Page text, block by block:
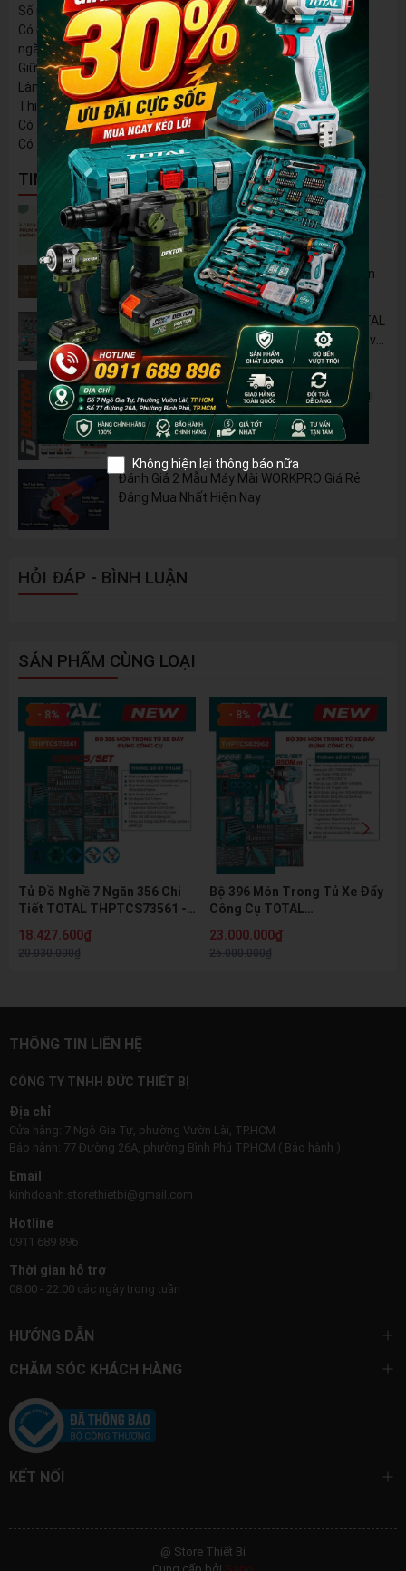
Số ngăn: Gồm 4 mã với các hộc đựng linh kiện tùy chọn
Có ngăn phụ có thể tháo rời, linh hoạt và tối ưu súc chứa mỗi
ngăn
Giữ cho dụng cụ ngăn nắp, không hỗn độn
Làm từ PP nguyên sinh, dày chắc - Tải trọng lớn
Thiết kế chống trượt ngăn khi quay sai hướng
Có thể kết nốii với các hộp cùng size
Có thiết kế lỗ treo tường
TIN NỔI BẬT
5 Cách Tận Dụng Máy Phun Xịt Áp Lực Cao
Không Chỉ Để Rửa Xe
Tủ Dụng Cụ CSPS: Giải Pháp Sắp Xếp Chuyên
Nghiệp Cho Mọi Xưởng Cơ Khí
🔋 Đột Phá Công Nghệ: Pin Lithium 42V TOTAL
B42M – Giải Pháp Thay Thế Máy Dùng Điện và
Nhiên Liệu
Pin 2Ah Chân Phổ Thông Dekton M21-
B2065PLUS - GỌN NHẸ, TIỆN LỢI đã về hàng!!!
Đánh Giá 2 Mẫu Máy Mài WORKPRO Giá Rẻ
Đáng Mua Nhất Hiện Nay
HỎI ĐÁP - BÌNH LUẬN
SẢN PHẨM CÙNG LOẠI
- 8%
Tủ Đồ Nghề 7 Ngăn 356 Chi
Tiết TOTAL THPTCS73561 -
18.427.600₫
20.030.000₫
- 8%
Bộ 396 Món Trong Tủ Xe Đẩy
Công Cụ TOTAL
Siết Bu Lông 850Nm
23.000.000₫
25.000.000₫
THÔNG TIN LIÊN HỆ
CÔNG TY TNHH ĐỨC THIẾT BỊ
Địa chỉ
Cửa hàng: 7 Ngô Gia Tự, phường Vườn Lài, TP.HCM
Bảo hành: 77 Đường 26A, phường Bình Phú TP.HCM ( Bảo hành )
Email
kinhdoanh.storethietbi@gmail.com
Hotline
0911 689 896
Thời gian hỗ trợ
08:00 - 22:00 các ngày trong tuần
HƯỚNG DẪN
CHĂM SÓC KHÁCH HÀNG
KẾT NỐI
@ Store Thiết Bị
Không hiện lại thông báo nữa